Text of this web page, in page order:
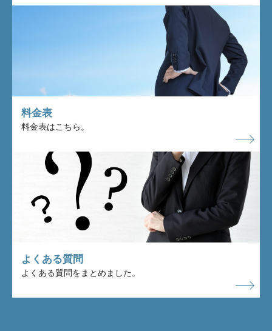
料金表
料金表はこちら。
よくある質問
よくある質問をまとめました。